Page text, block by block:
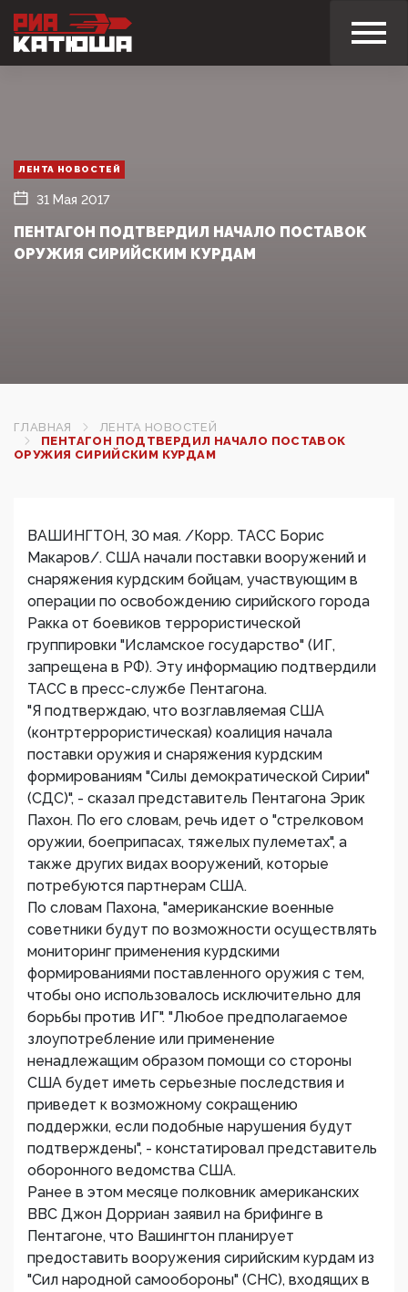
ЛЕНТА НОВОСТЕЙ
31 Мая 2017
ПЕНТАГОН ПОДТВЕРДИЛ НАЧАЛО ПОСТАВОК
ОРУЖИЯ СИРИЙСКИМ КУРДАМ‍
ГЛАВНАЯ
ЛЕНТА НОВОСТЕЙ
ПЕНТАГОН ПОДТВЕРДИЛ НАЧАЛО ПОСТАВОК
ОРУЖИЯ СИРИЙСКИМ КУРДАМ‍
ВАШИНГТОН, 30 мая. /Корр. ТАСС Борис
Макаров/. США начали поставки вооружений и
снаряжения курдским бойцам, участвующим в
операции по освобождению сирийского города
Ракка от боевиков террористической
группировки "Исламское государство" (ИГ,
запрещена в РФ). Эту информацию подтвердили
ТАСС в пресс-службе Пентагона.
"Я подтверждаю, что возглавляемая США
(контртеррористическая) коалиция начала
поставки оружия и снаряжения курдским
формированиям "Силы демократической Сирии"
(СДС)", - сказал представитель Пентагона Эрик
Пахон. По его словам, речь идет о "стрелковом
оружии, боеприпасах, тяжелых пулеметах", а
также других видах вооружений, которые
потребуются партнерам США.
По словам Пахона, "американские военные
советники будут по возможности осуществлять
мониторинг применения курдскими
формированиями поставленного оружия с тем,
чтобы оно использовалось исключительно для
борьбы против ИГ". "Любое предполагаемое
злоупотребление или применение
ненадлежащим образом помощи со стороны
США будет иметь серьезные последствия и
приведет к возможному сокращению
поддержки, если подобные нарушения будут
подтверждены", - констатировал представитель
оборонного ведомства США.
Ранее в этом месяце полковник американских
ВВС Джон Дорриан заявил на брифинге в
Пентагоне, что Вашингтон планирует
предоставить вооружения сирийским курдам из
"Сил народной самообороны" (СНС), входящих в